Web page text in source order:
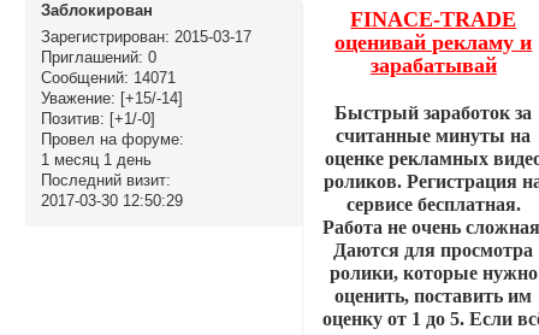
Заблокирован
Зарегистрирован: 2015-03-17
Приглашений: 0
Сообщений: 14071
Уважение: [+15/-14]
Позитив: [+1/-0]
Провел на форуме:
1 месяц 1 день
Последний визит:
2017-03-30 12:50:29
FINACE-TRADE
оценивай рекламу и
зарабатывай
Быстрый заработок за
считанные минуты на
оценке рекламных
роликов. Регистрация
сервисе бесплатная.
Работа не очень
Даются для просмотра
ролики, которые нужно
оценить, поставить им
оценку от 1 до 5. Если